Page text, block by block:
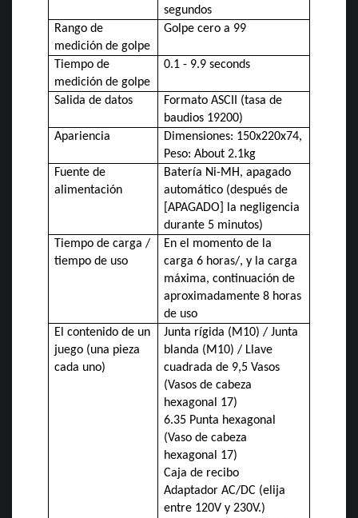
segundos
Rango de
medición de golpe
Golpe cero a 99
Tiempo de
medición de golpe
0.1 - 9.9 seconds
Salida de datos
Formato ASCII (tasa de
baudios 19200)
Apariencia
Dimensiones: 150x220x74,
Peso: About 2.1kg
Fuente de
alimentación
Batería Ni-MH, apagado
automático (después de
[APAGADO] la negligencia
durante 5 minutos)
Tiempo de carga /
tiempo de uso
En el momento de la
carga 6 horas/, y la carga
máxima, continuación de
aproximadamente 8 horas
de uso
El contenido de un
juego (una pieza
cada uno)
Junta rígida (M10) / Junta
blanda (M10) / Llave
cuadrada de 9,5 Vasos
(Vasos de cabeza
hexagonal 17)
6.35 Punta hexagonal
(Vaso de cabeza
hexagonal 17)
Caja de recibo
Adaptador AC/DC (elija
entre 120V y 230V.)